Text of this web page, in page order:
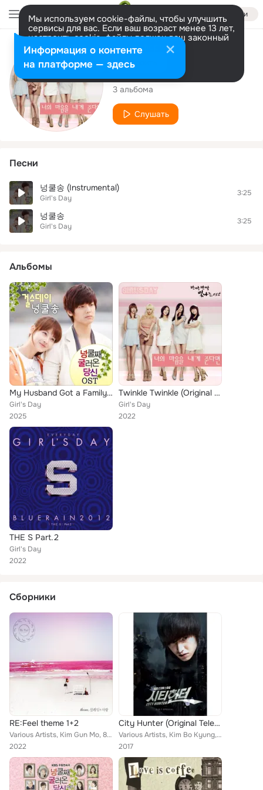
Войти
Мы используем cookie-файлы, чтобы улучшить
сервисы для вас. Если ваш возраст менее 13 лет,
настроить cookie-файлы должен ваш законный
представитель. Больше информации
Разрешить все Настроить
Исполнитель
Girl's Day
3 альбома
Слушать
Песни
넝쿨송 (Instrumental)
Girl's Day
3:25
넝쿨송
Girl's Day
3:25
Альбомы
My Husband Got a Family (Original Television Soundtrack) Pt. 5
Girl's Day
2025
Twinkle Twinkle (Original Soundtrack) part.3
Girl's Day
2022
THE S Part.2
Girl's Day
2022
Сборники
RE:Feel theme 1+2
Various Artists, Kim Gun Mo, 8EIGHT, Shin Yong Jae, MIIII, LEE BO YOUNG, Kim Bum Soo, 4MEN, Bada, Girl's Day, Baek ji Young
2022
City Hunter (Original Television Soundtrack)
Various Artists, Kim Bo Kyung, Hunter, Lim Jae Bum, Park Ju Won, Hara, Girl's Day, Oh Joon Sung, Rainbow, Apple Mango, Park Gyu ...
2017
Информация о контенте
на платформе — здесь